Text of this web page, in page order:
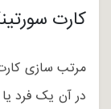
کارت
مرتب سازی
در آن یک فرد